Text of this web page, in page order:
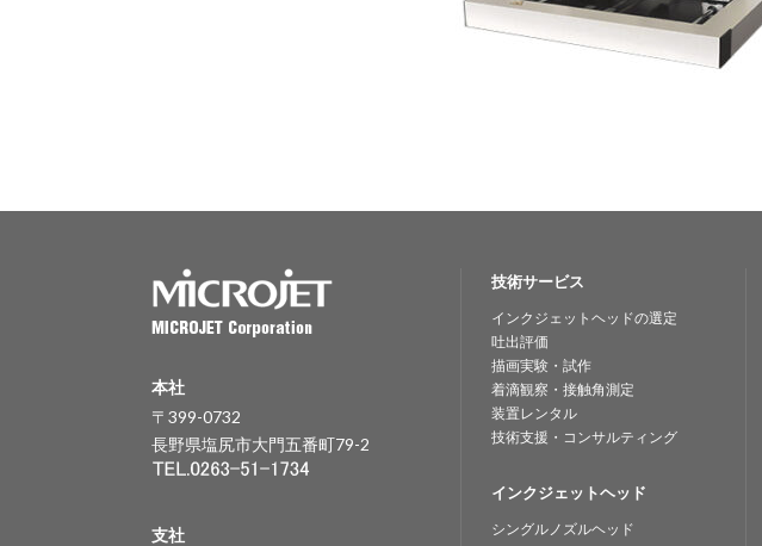
本社
〒399-0732
長野県塩尻市大門五番町79-2
支社
技術サービス
インクジェットヘッドの選定
吐出評価
描画実験・試作
着滴観察・接触角測定
装置レンタル
技術支援・コンサルティング
インクジェットヘッド
シングルノズルヘッド